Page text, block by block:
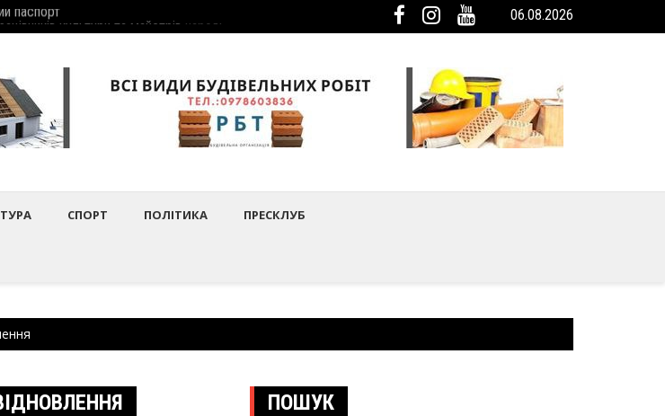
культури та майстрів народного мистецтва Шептицького району
Шептицька громада була представлена на Європейському регіональному
06.08.2026
СПОРТ ПОЛІТИКА ПРЕСКЛУБ
ПОШУК